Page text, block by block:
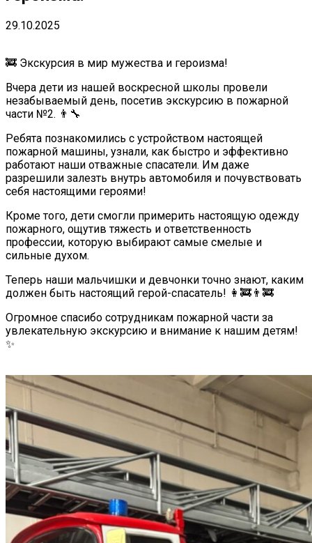
29.10.2025
🚒 Экскурсия в мир мужества и героизма!
Вчера дети из нашей воскресной школы провели
незабываемый день, посетив экскурсию в пожарной
части №2. 👨‍🔧
Ребята познакомились с устройством настоящей
пожарной машины, узнали, как быстро и эффективно
работают наши отважные спасатели. Им даже
разрешили залезть внутрь автомобиля и почувствовать
себя настоящими героями!
Кроме того, дети смогли примерить настоящую одежду
пожарного, ощутив тяжесть и ответственность
профессии, которую выбирают самые смелые и
сильные духом.
Теперь наши мальчишки и девчонки точно знают, каким
должен быть настоящий герой-спасатель! 👩‍🚒👨‍🚒
Огромное спасибо сотрудникам пожарной части за
увлекательную экскурсию и внимание к нашим детям!
✨